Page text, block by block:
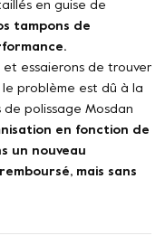
en guise de
tampons de
et essaierons de trouver
le problème est dû à la
polissage Mosdan
en fonction de
un nouveau
mais sans